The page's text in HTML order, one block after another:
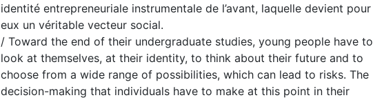
identité entrepreneuriale instrumentale de l’avant, laquelle devient pour
eux un véritable vecteur social.
/ Toward the end of their undergraduate studies, young people have to
look at themselves, at their identity, to think about their future and to
choose from a wide range of possibilities, which can lead to risks. The
decision-making that individuals have to make at this point in their